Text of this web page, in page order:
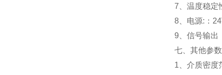
7、温度稳定
8、电源:：
9、信号输出
七、其他参
1、介质密度